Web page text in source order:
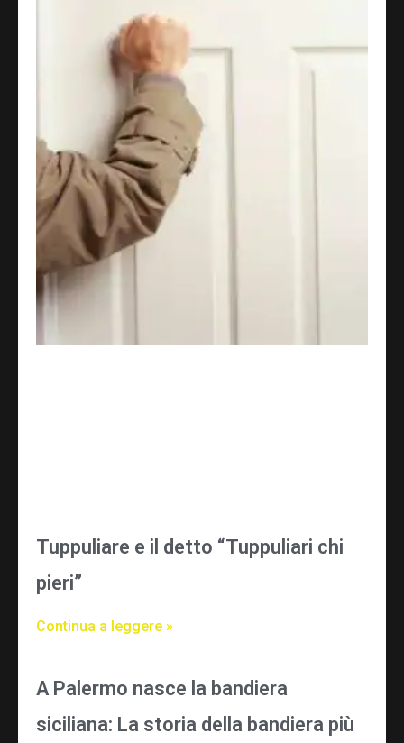
Tuppuliare e il detto “Tuppuliari chi
pieri”
Continua a leggere »
A Palermo nasce la bandiera
siciliana: La storia della bandiera più